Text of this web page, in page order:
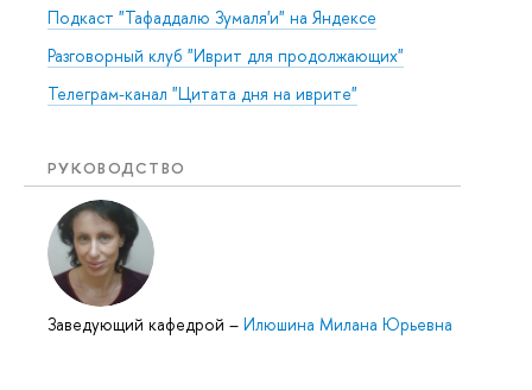
Подкаст "Тафаддалю Зумаля'и" на Яндексе
Разговорный клуб "Иврит для продолжающих"
Телеграм-канал "Цитата дня на иврите"
РУКОВОДСТВО
Заведующий кафедрой – Илюшина Милана Юрьевна